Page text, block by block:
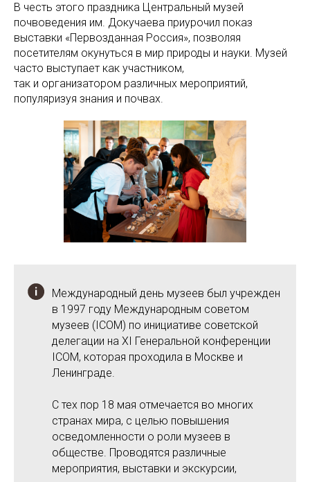
В честь этого праздника Центральный музей
почвоведения им. Докучаева приурочил показ
выставки «Первозданная Россия», позволяя
посетителям окунуться в мир природы и науки. Музей
часто выступает как участником,
так и организатором различных мероприятий,
популяризуя знания и почвах.
Международный день музеев был учрежден
в 1997 году Международным советом
музеев (ICOM) по инициативе советской
делегации на XI Генеральной конференции
ICOM, которая проходила в Москве и
Ленинграде.
С тех пор 18 мая отмечается во многих
странах мира, с целью повышения
осведомленности о роли музеев в
обществе. Проводятся различные
мероприятия, выставки и экскурсии,